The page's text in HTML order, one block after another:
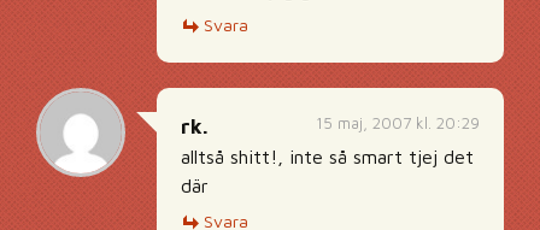
Svara
15 maj, 2007 kl. 20:29
rk.
alltså shitt!, inte så smart tjej det
där
Svara